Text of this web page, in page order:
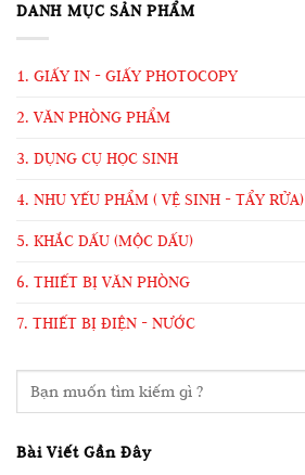
DANH MỤC SẢN PHẨM
1. GIẤY IN - GIẤY PHOTOCOPY
2. VĂN PHÒNG PHẨM
3. DỤNG CỤ HỌC SINH
4. NHU YẾU PHẨM ( VỆ SINH - TẨY RỬA)
5. KHẮC DẤU (MỘC DẤU)
6. THIẾT BỊ VĂN PHÒNG
7. THIẾT BỊ ĐIỆN - NƯỚC
Bài Viết Gần Đây